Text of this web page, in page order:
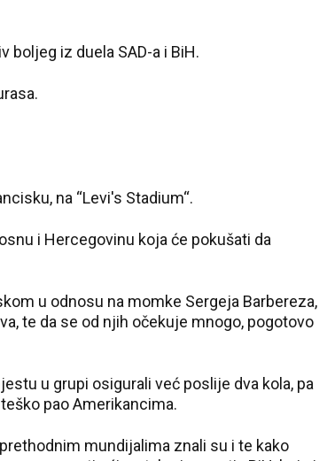
boljeg iz duela SAD-a i BiH.
na “Levi's Stadium“.
i Hercegovinu koja će pokušati da
u odnosu na momke Sergeja Barbereza,
te da se od njih očekuje mnogo, pogotovo
u grupi osigurali već poslije dva kola, pa
pao Amerikancima.
mundijalima znali su i te kako